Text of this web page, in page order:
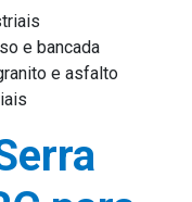
e bancada
e asfalto